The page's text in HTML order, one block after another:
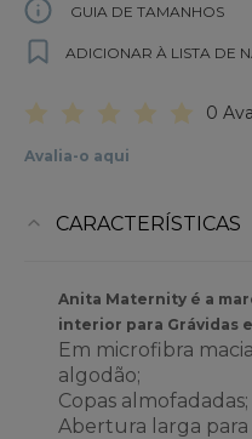
GUIA DE TAMANHOS
ADICIONAR À LISTA DE
0
Avalia-o aqui
CARACTERÍSTICAS
Anita Maternity é a
interior para Grávidas e
Em microfibra
algodão;
Copas almofadadas;
Abertura larga